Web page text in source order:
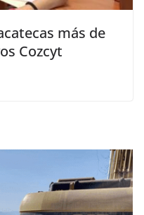
más de
Cozcyt